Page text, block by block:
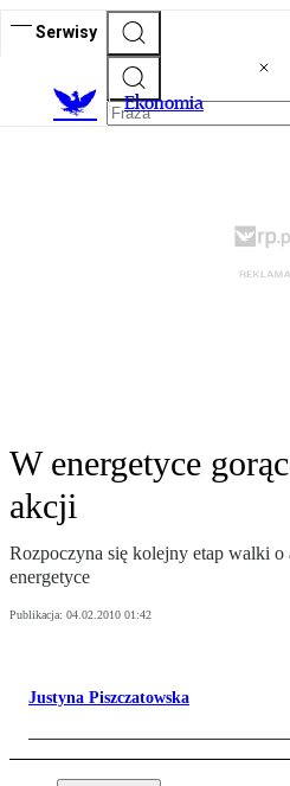
Serwisy
Ekonomia
W energetyce
akcji
Rozpoczyna się kolejny etap walki
energetyce
Publikacja: 04.02.2010 01:42
Justyna Piszczatowska